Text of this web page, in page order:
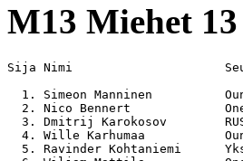
M13 Miehet
Sija Nimi
1. Simeon Manninen
2. Nico Bennert
3. Dmitrij Karokosov
4. Wille Karhumaa
5. Ravinder Kohtaniemi